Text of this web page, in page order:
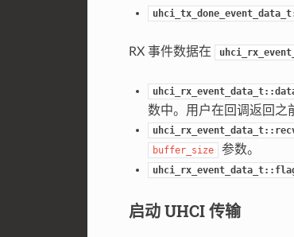
RX 事件数据在
数中。用户在回调返回之
buffer_size 参数。
启动 UHCI 传输